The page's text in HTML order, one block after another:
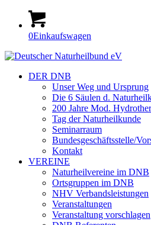
0Einkaufswagen
DER DNB
Unser Weg und Ursprung
Die 6 Säulen d.
200 Jahre Mod.
Tag der Naturheilkunde
Seminarraum
Bundesgeschäftsstelle/
Kontakt
VEREINE
Naturheilvereine im DNB
Ortsgruppen im DNB
NHV Verbandsleistungen
Veranstaltungen
Veranstaltung vorschlagen